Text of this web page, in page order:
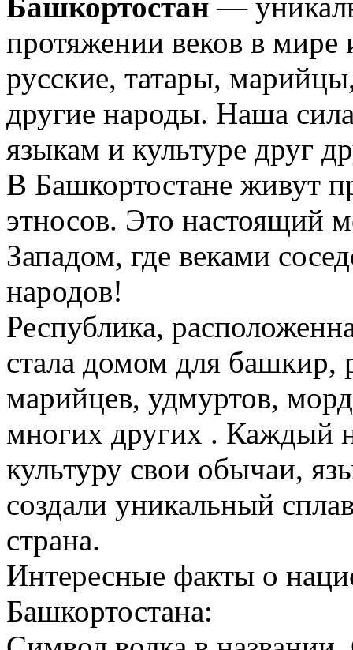
протяжении веков в
русские, татары,
другие народы. Наша
языкам и культуре друг
В Башкортостане живут
этносов. Это настоящий
Западом, где веками
народов!
Республика,
стала домом для башкир,
марийцев, удмуртов,
многих других . Каждый
культуру свои обычаи,
создали уникальный
страна.
Интересные факты о
Башкортостана: